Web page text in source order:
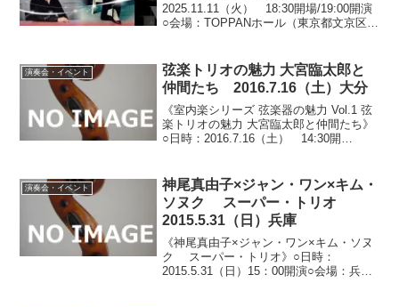
2025.11.11（火） 18:30開場/19:00開演
○会場：TOPPANホール（東京都文京区水
2...
演奏会・イベント
弦楽トリオの魅力 大宮臨太郎と
仲間たち 2016.7.16（土）大分
《室内楽シリーズ 弦楽器の魅力 Vol.1 弦
楽トリオの魅力 大宮臨太郎と仲間たち》
○日時：2016.7.16（土） 14:30開
料金：全自由席 5,000...
演奏会・イベント
神尾真由子×ジャン・ワン×キム・
ソヌク スーパー・トリオ
2015.5.31（日）兵庫
《神尾真由子×ジャン・ワン×キム・ソヌ
ク スーパー・トリオ》○日時：
2015.5.31（日）15：00開演○会場：兵庫